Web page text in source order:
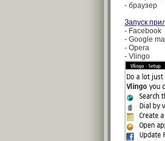
- браузер
Запуск
- Facebook
- Google
- Opera
- Vlingo